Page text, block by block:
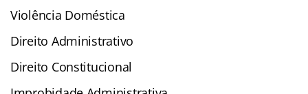
Violência Doméstica
Direito Administrativo
Direito Constitucional